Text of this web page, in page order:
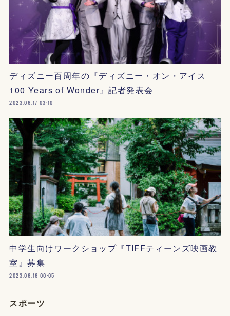
ディズニー百周年の『ディズニー・オン・アイス
100 Years of Wonder』記者発表会
2023.06.17 03:10
中学生向けワークショップ『TIFFティーンズ映画教
室』募集
2023.06.16 00:05
スポーツ